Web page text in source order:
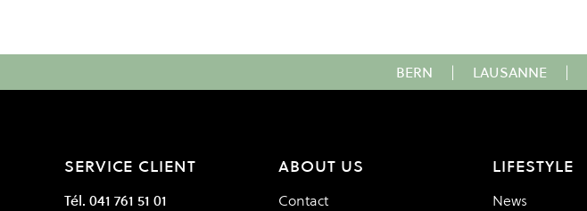
BERN | LAUSANNE |
SERVICE CLIENT
Tél. 041 761 51 01
ABOUT US
Contact
LIFESTYLE
News